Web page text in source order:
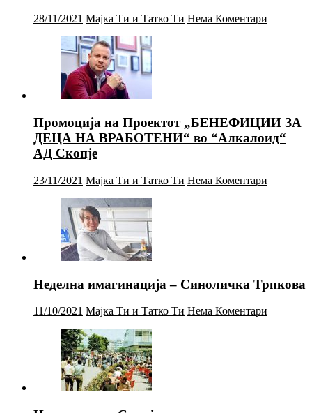
28/11/2021 Мајка Ти и Татко Ти Нема Коментари
Промоција на Проектот „БЕНЕФИЦИИ ЗА
ДЕЦА НА ВРАБОТЕНИ“ во “Алкалоид“
АД Скопје
23/11/2021 Мајка Ти и Татко Ти Нема Коментари
Неделна имагинација – Синоличка Трпкова
11/10/2021 Мајка Ти и Татко Ти Нема Коментари